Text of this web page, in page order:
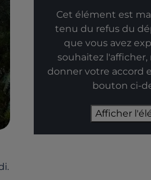
Cet élément est
tenu du refus du
que vous avez
souhaitez
donner votre accord
bouton ci-
Afficher